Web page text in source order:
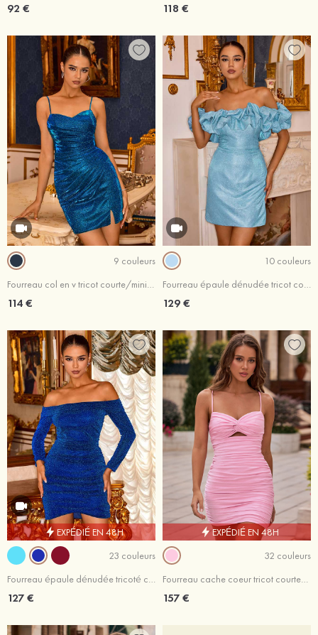
92 € 118 €
9 couleurs
Fourreau col en v tricot courte/mini robe de fête de la rentrée
114 €
10 couleurs
Fourreau épaule dénudée tricot courte/mini robe de fête de la rentrée
129 €
EXPÉDIÉ EN 48H
23 couleurs
Fourreau épaule dénudée tricoté courte/mini robe de fête de la rentrée
127 €
EXPÉDIÉ EN 48H
32 couleurs
Fourreau cache coeur tricot courte/mini robe de fête de la rentrée avec plissé trou de serrure
157 €